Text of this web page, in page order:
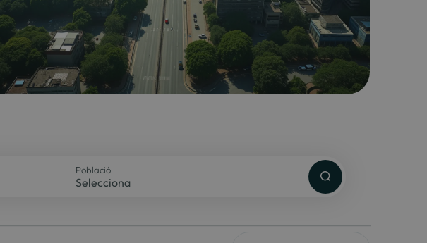
Població